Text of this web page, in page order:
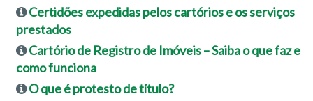
Certidões expedidas pelos cartórios e os serviços
prestados
Cartório de Registro de Imóveis – Saiba o que faz e
como funciona
O que é protesto de título?